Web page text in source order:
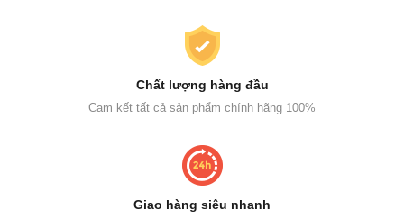
Chất lượng hàng đầu
Cam kết tất cả sản phẩm chính hãng 100%
Giao hàng siêu nhanh